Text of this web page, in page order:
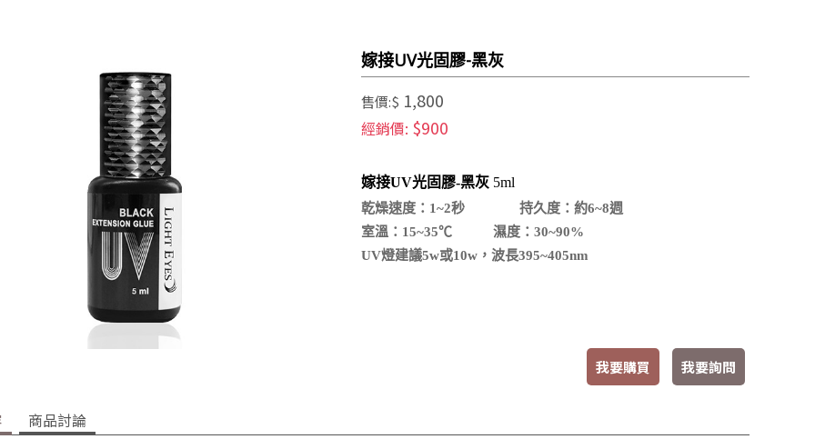
嫁接UV光固膠-黑灰
售價:$ 1,800
經銷價: $900
嫁接UV光固膠-黑灰 5ml
乾燥速度：1~2秒 持久度：約6~8週
室溫：15~35℃ 濕度：30~90%
UV燈建議5w或10w，波長395~405nm
我要購買 我要詢問
商品討論